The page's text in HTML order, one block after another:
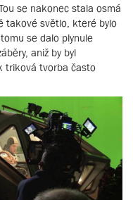
se nakonec stala osmá
takové světlo, které bylo
se dalo plynule
aniž by byl
triková tvorba často